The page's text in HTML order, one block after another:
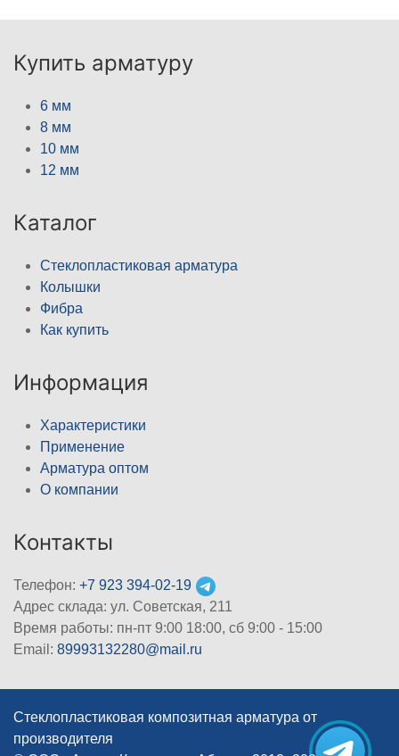
Купить арматуру
6 мм
8 мм
10 мм
12 мм
Каталог
Стеклопластиковая арматура
Колышки
Фибра
Как купить
Информация
Характеристики
Применение
Арматура оптом
О компании
Контакты
Телефон: +7 923 394-02-19
Адрес склада: ул. Советская, 211
Время работы: пн-пт 9:00 18:00, сб 9:00 - 15:00
Email: 89993132280@mail.ru
Стеклопластиковая композитная арматура от
производителя